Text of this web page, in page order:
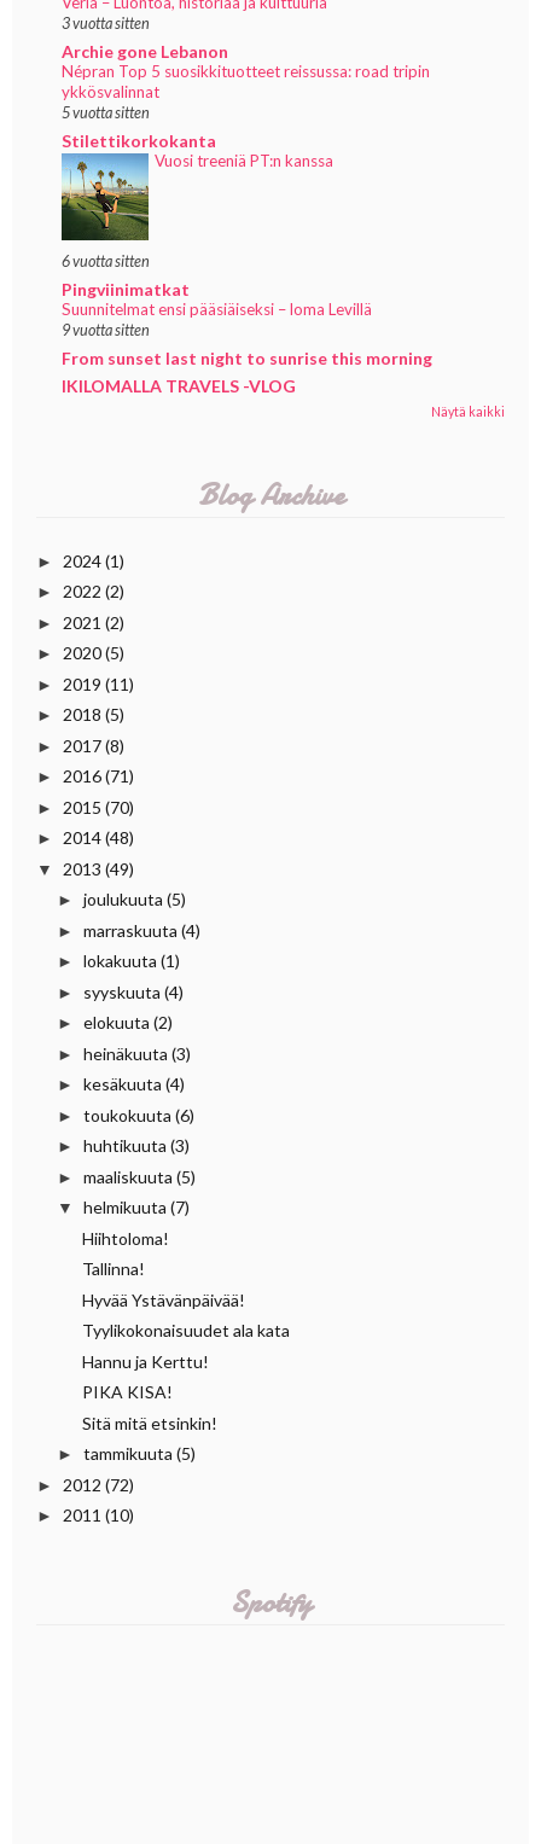
3 vuotta sitten
Archie gone Lebanon
Népran Top 5 suosikkituotteet reissussa: road tripin
ykkösvalinnat
5 vuotta sitten
Stilettikorkokanta
Vuosi treeniä PT:n kanssa
6 vuotta sitten
Pingviinimatkat
Suunnitelmat ensi pääsiäiseksi – loma Levillä
9 vuotta sitten
From sunset last night to sunrise this morning
IKILOMALLA TRAVELS -VLOG
Näytä kaikki
Blog Archive
► 2024(1)
► 2022 (2)
► 2021 (2)
► 2020(5)
► 2019 (11)
► 2018 (5)
► 2017(8)
► 2016(71)
► 2015 (70)
► 2014(48)
▼ 2013 (49)
► joulukuuta (5)
► marraskuuta (4)
► lokakuuta (1)
► syyskuuta (4)
► elokuuta (2)
► heinäkuuta (3)
► kesäkuuta (4)
► toukokuuta (6)
► huhtikuuta (3)
► maaliskuuta (5)
▼ helmikuuta (7)
Hiihtoloma!
Tallinna!
Hyvää Ystävänpäivää!
Tyylikokonaisuudet ala kata
Hannu ja Kerttu!
PIKA KISA!
Sitä mitä etsinkin!
► tammikuuta (5)
► 2012 (72)
► 2011 (10)
Spotify